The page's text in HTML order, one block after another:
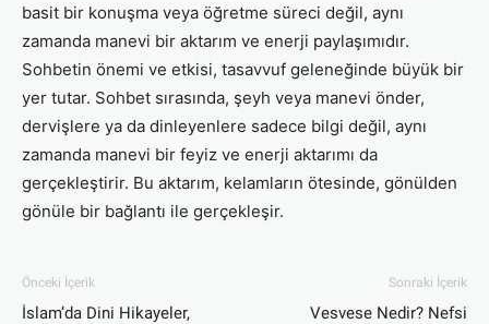
basit bir konuşma veya öğretme süreci değil, aynı
zamanda manevi bir aktarım ve enerji paylaşımıdır.
Sohbetin önemi ve etkisi, tasavvuf geleneğinde büyük bir
yer tutar. Sohbet sırasında, şeyh veya manevi önder,
dervişlere ya da dinleyenlere sadece bilgi değil, aynı
zamanda manevi bir feyiz ve enerji aktarımı da
gerçekleştirir. Bu aktarım, kelamların ötesinde, gönülden
gönüle bir bağlantı ile gerçekleşir.
Önceki İçerik
İslam’da Dini Hikayeler,
Sonraki İçerik
Vesvese Nedir? Nefsi